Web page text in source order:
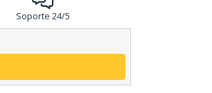
Soporte 24/5